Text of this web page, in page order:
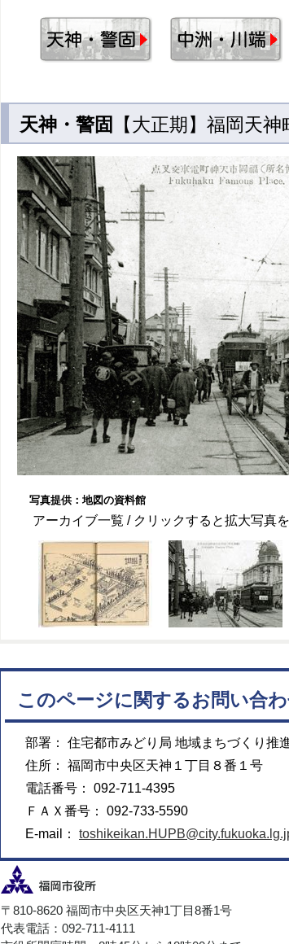
天神・警固 【大正期】福岡天
写真提供：地図の資料館
アーカイブ一覧 / クリックすると拡大写真を
このページに関するお問い合
部署： 住宅都市みどり局 地域まちづくり推
住所： 福岡市中央区天神１丁目８番１号
電話番号： 092-711-4395
ＦＡＸ番号： 092-733-5590
E-mail：
〒810-8620 福岡市中央区天神1丁目8番1号
代表電話：092-711-4111